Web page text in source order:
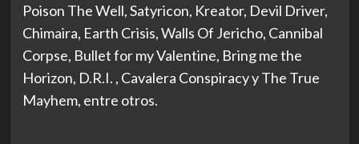
Poison The Well, Satyricon, Kreator, Devil Driver,
Chimaira, Earth Crisis, Walls Of Jericho, Cannibal
Corpse, Bullet for my Valentine, Bring me the
Horizon, D.R.I. , Cavalera Conspiracy y The True
Mayhem, entre otros.